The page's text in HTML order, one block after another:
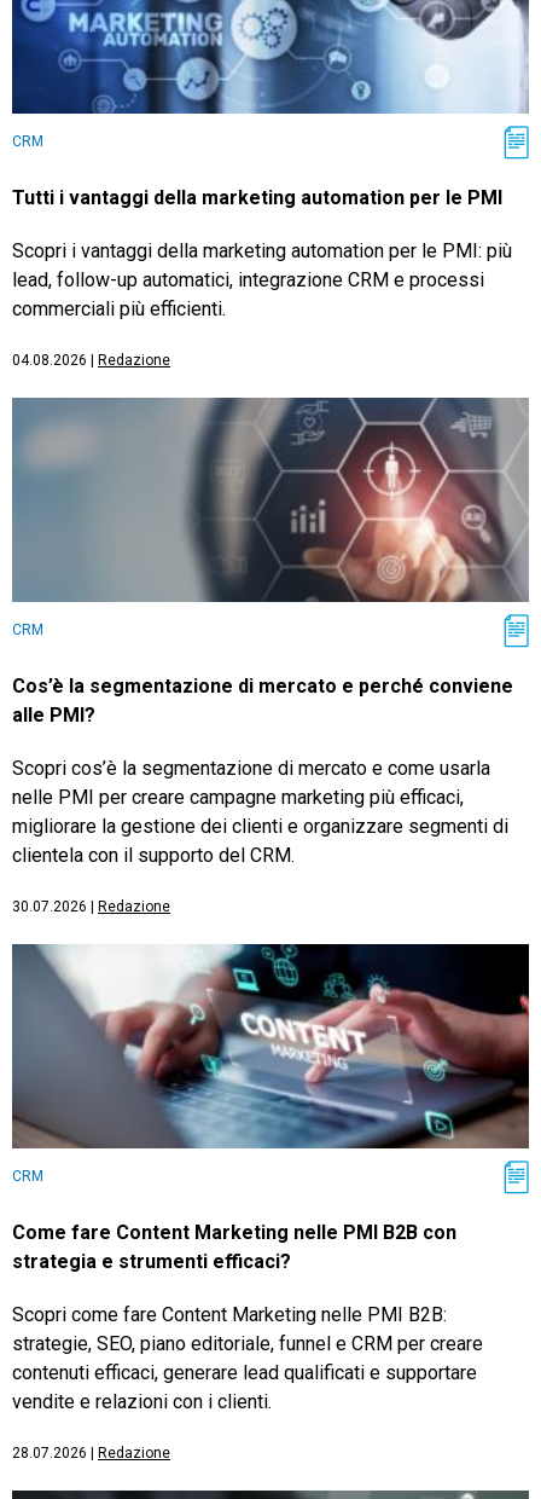
CRM
Tutti i vantaggi della marketing automation per le PMI
Scopri i vantaggi della marketing automation per le PMI: più
lead, follow-up automatici, integrazione CRM e processi
commerciali più efficienti.
04.08.2026 | Redazione
CRM
Cos’è la segmentazione di mercato e perché conviene
alle PMI?
Scopri cos’è la segmentazione di mercato e come usarla
nelle PMI per creare campagne marketing più efficaci,
migliorare la gestione dei clienti e organizzare segmenti di
clientela con il supporto del CRM.
30.07.2026 | Redazione
CRM
Come fare Content Marketing nelle PMI B2B con
strategia e strumenti efficaci?
Scopri come fare Content Marketing nelle PMI B2B:
strategie, SEO, piano editoriale, funnel e CRM per creare
contenuti efficaci, generare lead qualificati e supportare
vendite e relazioni con i clienti.
28.07.2026 | Redazione